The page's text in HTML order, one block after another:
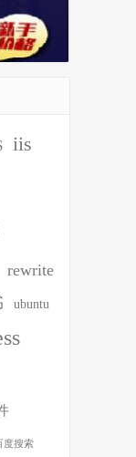
iis
rewrite
ubuntu
度搜索